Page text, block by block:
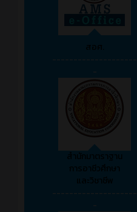
สอศ.
--------------------
-
สำนักมาตราฐาน
การอาชีวศึกษา
และวิชาชีพ
--------------------
-